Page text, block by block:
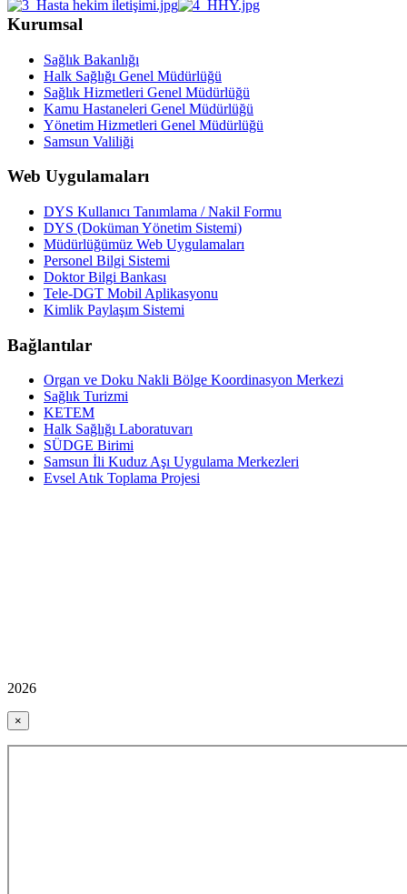
Kurumsal
Sağlık Bakanlığı
Halk Sağlığı Genel Müdürlüğü
Sağlık Hizmetleri Genel Müdürlüğü
Kamu Hastaneleri Genel Müdürlüğü
Yönetim Hizmetleri Genel Müdürlüğü
Samsun Valiliği
Web Uygulamaları
DYS Kullanıcı Tanımlama / Nakil Formu
DYS (Doküman Yönetim Sistemi)
Müdürlüğümüz Web Uygulamaları
Personel Bilgi Sistemi
Doktor Bilgi Bankası
Tele-DGT Mobil Aplikasyonu
Kimlik Paylaşım Sistemi
Bağlantılar
Organ ve Doku Nakli Bölge Koordinasyon Merkezi
Sağlık Turizmi
KETEM
Halk Sağlığı Laboratuvarı
SÜDGE Birimi
Samsun İli Kuduz Aşı Uygulama Merkezleri
Evsel Atık Toplama Projesi
2026
×